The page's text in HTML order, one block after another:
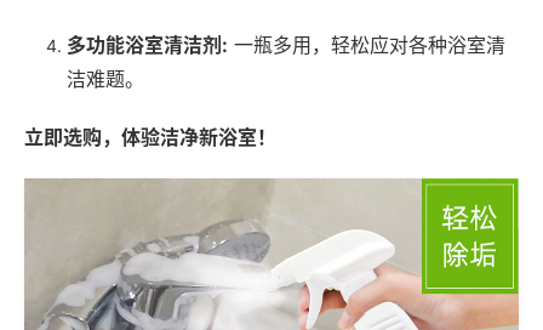
多功能浴室清洁剂: 一瓶多用，轻松应对各种浴室清
洁难题。
立即选购，体验洁净新浴室！